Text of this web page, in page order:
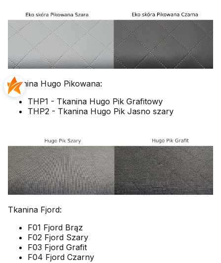
Tkanina Hugo Pikowana:
THP1 - Tkanina Hugo Pik Grafitowy
THP2 - Tkanina Hugo Pik Jasno szary
Tkanina Fjord:
F01 Fjord Brąz
F02 Fjord Szary
F03 Fjord Grafit
F04 Fjord Czarny